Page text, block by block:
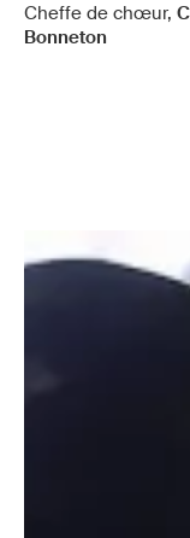
Cheffe de chœur,
Bonneton